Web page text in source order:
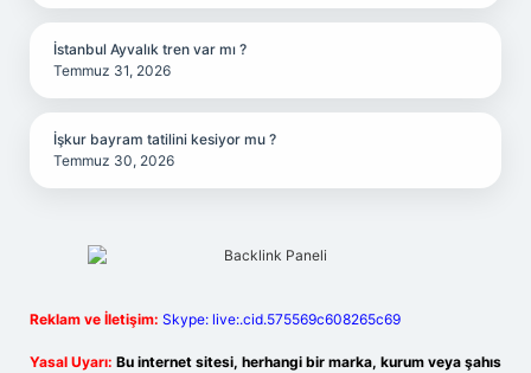
İstanbul Ayvalık tren var mı ?
Temmuz 31, 2026
İşkur bayram tatilini kesiyor mu ?
Temmuz 30, 2026
Reklam ve İletişim: Skype: live:.cid.575569c608265c69
Yasal Uyarı: Bu internet sitesi, herhangi bir marka, kurum veya şahıs